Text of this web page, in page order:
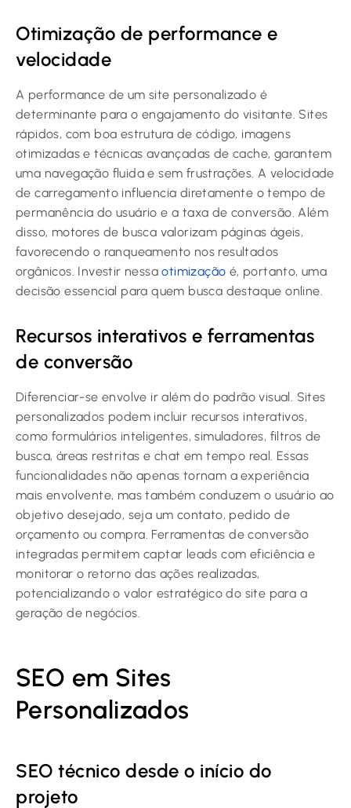
Otimização de performance e
velocidade
A performance de um site personalizado é
determinante para o engajamento do visitante. Sites
rápidos, com boa estrutura de código, imagens
otimizadas e técnicas avançadas de cache, garantem
uma navegação fluida e sem frustrações. A velocidade
de carregamento influencia diretamente o tempo de
permanência do usuário e a taxa de conversão. Além
disso, motores de busca valorizam páginas ágeis,
favorecendo o ranqueamento nos resultados
orgânicos. Investir nessaotimização é, portanto, uma
decisão essencial para quem busca destaque online.
Recursos interativos e ferramentas
de conversão
Diferenciar-se envolve ir além do padrão visual. Sites
personalizados podem incluir recursos interativos,
como formulários inteligentes, simuladores, filtros de
busca, áreas restritas e chat em tempo real. Essas
funcionalidades não apenas tornam a experiência
mais envolvente, mas também conduzem o usuário ao
objetivo desejado, seja um contato, pedido de
orçamento ou compra. Ferramentas de conversão
integradas permitem captar leads com eficiência e
monitorar o retorno das ações realizadas,
potencializando o valor estratégico do site para a
geração de negócios.
SEO em Sites
Personalizados
SEO técnico desde o início do
projeto